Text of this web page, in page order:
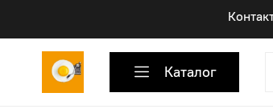
Каталог